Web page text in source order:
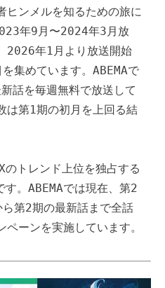
ヒンメルを知るための旅に
年9月〜2024年3月放
2026年1月より放送開始
集めています。ABEMAで
話を毎週無料で放送して
は第1期の初月を上回る結
トレンド上位を独占する
。ABEMAでは現在、第2
第2期の最新話まで全話
ーンを実施しています。